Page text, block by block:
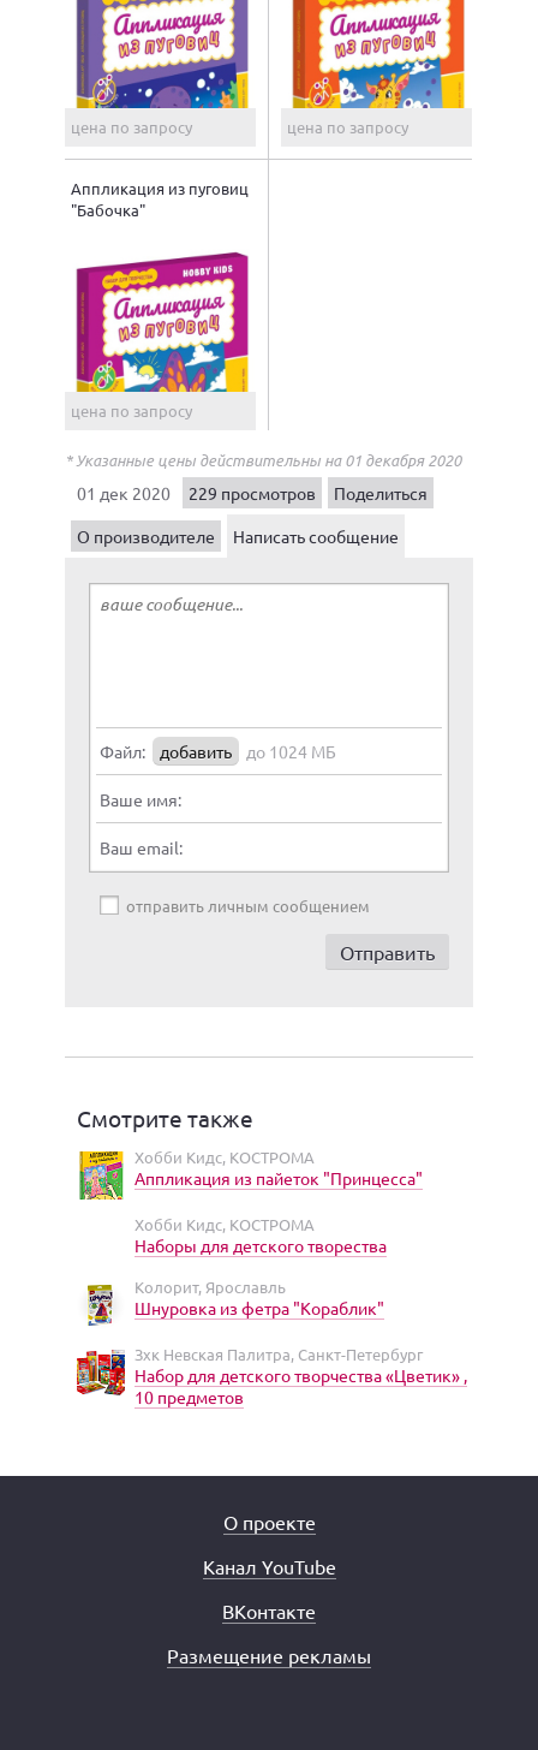
цена по запросу цена по запросу
Аппликация из пуговиц
"Бабочка"
цена по запросу
* Указанные цены действительны на 01 декабря 2020
01 дек 2020
229 просмотров
Поделиться
О производителе
Написать сообщение
Файл: добавить до 1024 МБ
Ваше имя:
Ваш email:
отправить личным сообщением
Смотрите также
Хобби Кидс, КОСТРОМА
Аппликация из пайеток "Принцесса"
Хобби Кидс, КОСТРОМА
Наборы для детского творества
Колорит, Ярославль
Шнуровка из фетра "Кораблик"
Зхк Невская Палитра, Санкт-Петербург
Набор для детского творчества «Цветик» ,
10 предметов
О проекте
Канал YouTube
ВКонтакте
Размещение рекламы